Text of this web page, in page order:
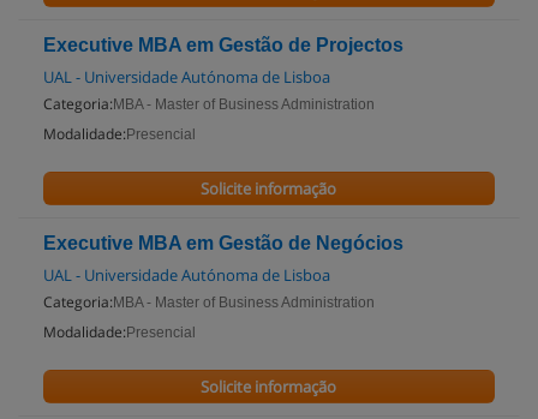
Executive MBA em Gestão de Projectos
UAL - Universidade Autónoma de Lisboa
Categoria: MBA - Master of Business Administration
Modalidade: Presencial
Solicite informação
Executive MBA em Gestão de Negócios
UAL - Universidade Autónoma de Lisboa
Categoria: MBA - Master of Business Administration
Modalidade: Presencial
Solicite informação